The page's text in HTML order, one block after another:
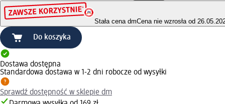
Stała cena dmCena nie wzrosła od
Do koszyka
Dostawa dostępna
Standardowa dostawa w 1-2 dni robocze od wysyłki
Sprawdź dostępność w sklepie dm